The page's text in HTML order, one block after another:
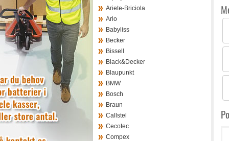
Ariete-Briciola
Arlo
Babyliss
Becker
Bissell
Black&Decker
Blaupunkt
BMW
Bosch
Braun
Callstel
Cecotec
Compex